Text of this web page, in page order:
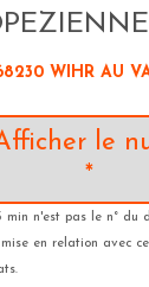
WIHR AU
le
*
min n'est pas le n° du
en relation avec